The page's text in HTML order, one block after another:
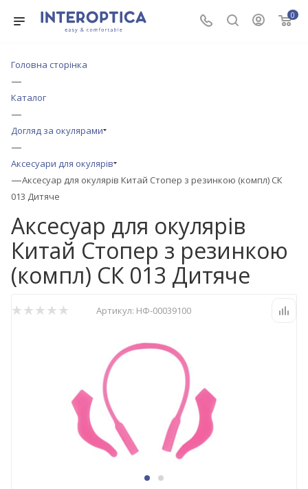
0
Головна сторінка
—
Каталог
—
Догляд за окулярами
—
Аксесуари для окулярів
—Аксесуар для окулярів Китай Стопер з резинкою (компл) СК
013 Дитяче
Аксесуар для окулярів
Китай Стопер з резинкою
(компл) СК 013 Дитяче
Артикул: НФ-00039100